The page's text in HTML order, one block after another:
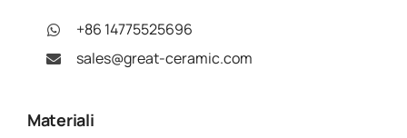
+86 14775525696
sales@great-ceramic.com
Materiali